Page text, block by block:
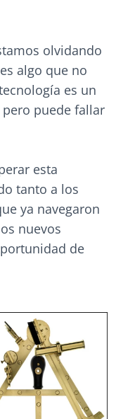
olvidando
algo que no
es un
puede fallar
esta
tanto a los
ya navegaron
nuevos
de